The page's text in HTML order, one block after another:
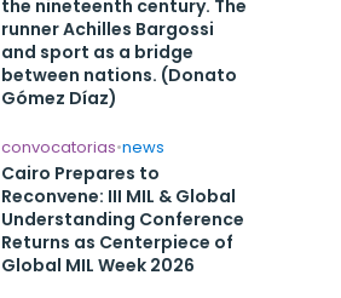
the nineteenth century. The
runner Achilles Bargossi
and sport as a bridge
between nations. (Donato
Gómez Díaz)
convocatorias•news
Cairo Prepares to
Reconvene: III MIL & Global
Understanding Conference
Returns as Centerpiece of
Global MIL Week 2026